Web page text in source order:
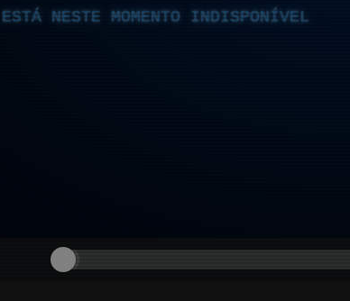
NESTE MOMENTO INDISPONÍVEL